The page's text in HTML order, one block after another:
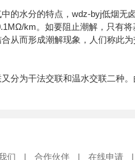
的水分的特点，wdz-byj低烟无
km。如要阻止潮解，只有
从而形成潮解现象，人们称此为
分为干法交联和温水交联二种
们 | 合作伙伴 | 在线申请 |